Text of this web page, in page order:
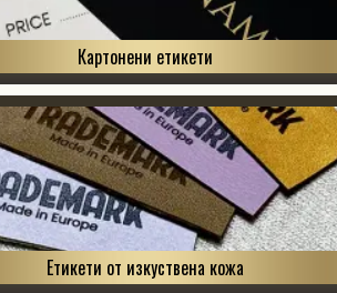
Картонени етикети
Етикети от изкуствена кожа